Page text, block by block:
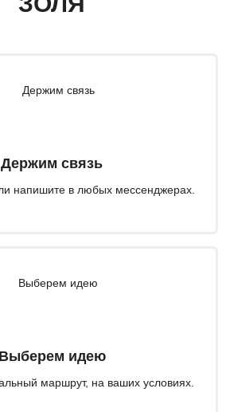
Держим связь
напишите в любых мессенджерах.
Выберем идею
маршрут, на ваших условиях.